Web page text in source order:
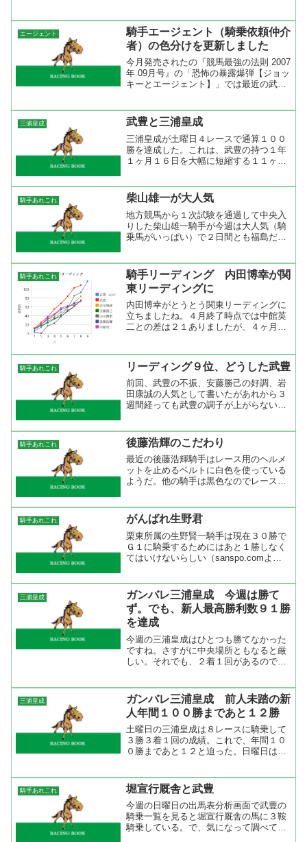
けられなければこの記録は達成出来なか
った。今年は調子が良く、...
エージェント
騎手エージェント（騎乗依頼仲介
者）の色分けを更新しました
今月発売されたの『競馬最強の法則 2007
年 09月号』の「恐怖の暴露爆弾【ジョッ
キーとエージェント】」では最近の武豊
いない騎手にも馬を回しているというこ
とが書かれてい...
三浦皇成 武豊と三浦皇成
三浦皇成が土曜日４レースで通算１００
勝を達成した。これは、武豊の持つ１年
１ヶ月１６日を大幅に短縮する１１ヶ月
と武豊のもつ最速達成記録を塗り替える
可能性を持っているが、内...
騎手あれこれ 柴山雄一が大人気
地方競馬から１次試験を通過して中央入
りした柴山雄一騎手が今週は大人気（騎
乗馬がいっぱい）で２日間とも福島だけ
とんどが乗り替わりだが、これまでの騎
乗ぶりから調教師の信頼を...
騎手あれこれ
騎手リーディング 内田博幸が関
東リーディングに
内田博幸がとうとう関東リーディングに
立ちましたね。４月終了時点では中館英
二との差は２１ありましたが、４ヶ月で
しが多いけどコースに慣れてくればもっ
と勝ち星を量産するでしょ...
騎手あれこれ リーディング９位、どうした武豊
前回、武豊の不振、安藤勝己の好調、岩
田康誠の人気として書いたがあれから３
週間経っても武豊の調子が上がらない。
は、春の珍事と言ってもいいのではない
だろうか。何故、成績が上が...
騎手あれこれ 後藤浩輝のこだわり
最近の後藤浩輝騎手はレース用のヘルメ
ットを止めるベルトに白色を使っている
ようだ。他の騎手は黒色なのでレース中
トが大人の対応になってきたけど、密か
にこだわりのあるアピール...
騎手あれこれ がんばれ生野君
栗東所属の生野賢一騎手は現在３０勝で
Ｇ１に騎乗するためにはあと１勝しなく
てはいけないらしい（sanspo.comよ
いのに残念ながらＧ１騎乗はお預け。し
かし、今週末に１勝...
三浦皇成
ガンバレ三浦皇成 今週は勝て
ず。でも、新人最高勝利数９１勝
を達成
今週の三浦皇成はひとつも勝てなかった
ですね。さすがに中央場所ともなると厳
しい。それでも、２着１回があるので騎
達成して減量の恩恵もなし。実力で勝た
なくてはいけないので今年...
三浦皇成
ガンバレ三浦皇成 前人未踏の新
人年間１００勝まであと１２勝
土曜日の三浦皇成は８レースに騎乗して
３勝３着１回の成績。これで、年間１０
０勝まであと１２と迫った。日曜日は
スに人気馬に騎乗。どこかで１勝出来る
といいですね。 年間１００...
騎手あれこれ 堀宣行厩舎と武豊
今週の日曜日の出馬表分析画面で武豊の
騎乗一覧を見ると堀宣行厩舎の馬に３鞍
騎乗している。で、気になって調べてみ